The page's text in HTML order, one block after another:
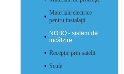
•
Materiale electrice
pentru instalaţii
•
NOBO - sistem de
incălzire
• Recepţie prin satelit
• Scule